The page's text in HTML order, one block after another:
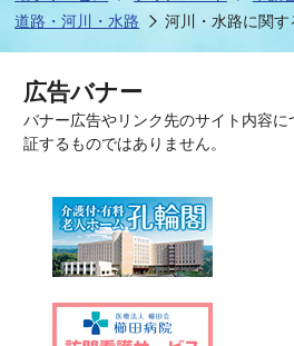
道路・河川・水路
河川・水路に関す
広告バナー
バナー広告やリンク先のサイト内容
証するものではありません。